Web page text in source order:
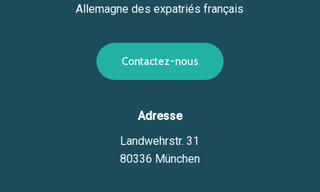
Allemagne des expatriés français
Contactez-nous
Adresse
Landwehrstr. 31
80336 München